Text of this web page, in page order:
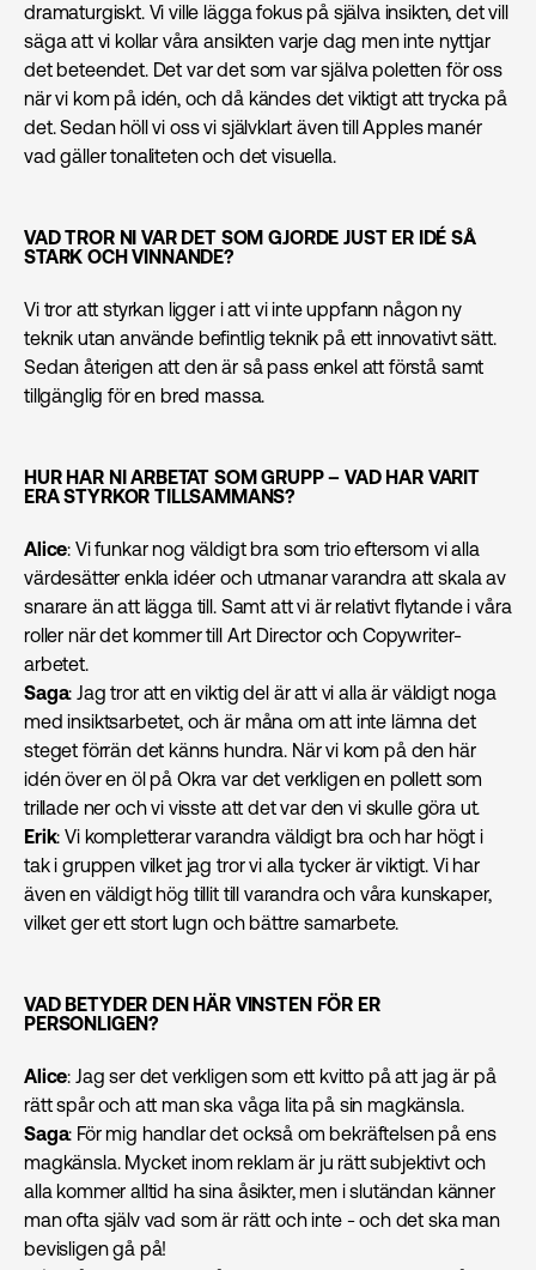
dramaturgiskt. Vi ville lägga fokus på själva insikten, det vill
säga att vi kollar våra ansikten varje dag men inte nyttjar
det beteendet. Det var det som var själva poletten för oss
när vi kom på idén, och då kändes det viktigt att trycka på
det. Sedan höll vi oss vi självklart även till Apples manér
vad gäller tonaliteten och det visuella.
VAD TROR NI VAR DET SOM GJORDE JUST ER IDÉ SÅ
STARK OCH VINNANDE?
Vi tror att styrkan ligger i att vi inte uppfann någon ny
teknik utan använde befintlig teknik på ett innovativt sätt.
Sedan återigen att den är så pass enkel att förstå samt
tillgänglig för en bred massa.
HUR HAR NI ARBETAT SOM GRUPP – VAD HAR VARIT
ERA STYRKOR TILLSAMMANS?
Alice: Vi funkar nog väldigt bra som trio eftersom vi alla
värdesätter enkla idéer och utmanar varandra att skala av
snarare än att lägga till. Samt att vi är relativt flytande i våra
roller när det kommer till Art Director och Copywriter-
arbetet.
Saga: Jag tror att en viktig del är att vi alla är väldigt noga
med insiktsarbetet, och är måna om att inte lämna det
steget förrän det känns hundra. När vi kom på den här
idén över en öl på Okra var det verkligen en pollett som
trillade ner och vi visste att det var den vi skulle göra ut.
Erik: Vi kompletterar varandra väldigt bra och har högt i
tak i gruppen vilket jag tror vi alla tycker är viktigt. Vi har
även en väldigt hög tillit till varandra och våra kunskaper,
vilket ger ett stort lugn och bättre samarbete.
VAD BETYDER DEN HÄR VINSTEN FÖR ER
PERSONLIGEN?
Alice: Jag ser det verkligen som ett kvitto på att jag är på
rätt spår och att man ska våga lita på sin magkänsla.
Saga: För mig handlar det också om bekräftelsen på ens
magkänsla. Mycket inom reklam är ju rätt subjektivt och
alla kommer alltid ha sina åsikter, men i slutändan känner
man ofta själv vad som är rätt och inte - och det ska man
bevisligen gå på!